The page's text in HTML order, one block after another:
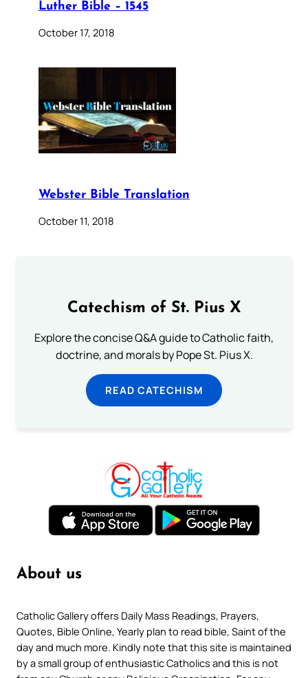
Luther Bible – 1545
October 17, 2018
Webster Bible Translation
October 11, 2018
Catechism of St. Pius X
Explore the concise Q&A guide to Catholic faith,
doctrine, and morals by Pope St. Pius X.
READ CATECHISM
About us
Catholic Gallery offers Daily Mass Readings, Prayers,
Quotes, Bible Online, Yearly plan to read bible, Saint of the
day and much more. Kindly note that this site is maintained
by a small group of enthusiastic Catholics and this is not